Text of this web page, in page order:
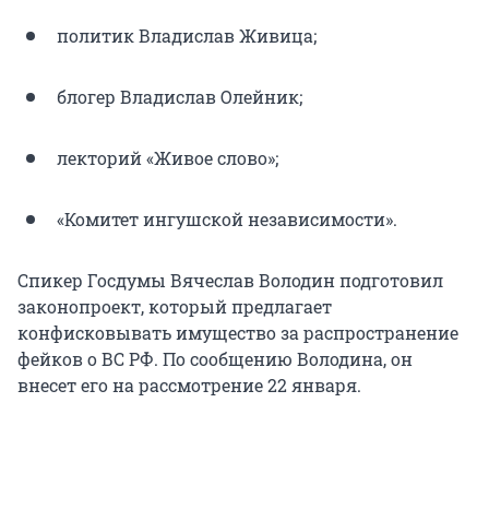
политик Владислав Живица;
блогер Владислав Олейник;
лекторий «Живое слово»;
«Комитет ингушской независимости».
Спикер Госдумы Вячеслав Володин подготовил
законопроект, который предлагает
конфисковывать имущество за распространение
фейков о ВС РФ. По сообщению Володина, он
внесет его на рассмотрение 22 января.